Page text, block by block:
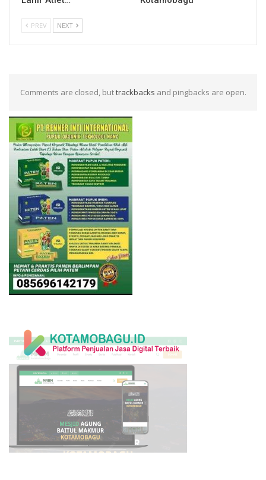
PREV NEXT
Comments are closed, buttrackbacks and pingbacks are open.